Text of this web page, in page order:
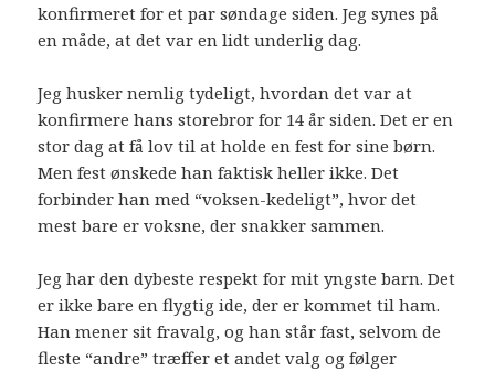
konfirmeret for et par søndage siden. Jeg synes på
en måde, at det var en lidt underlig dag.
Jeg husker nemlig tydeligt, hvordan det var at
konfirmere hans storebror for 14 år siden. Det er en
stor dag at få lov til at holde en fest for sine børn.
Men fest ønskede han faktisk heller ikke. Det
forbinder han med “voksen-kedeligt”, hvor det
mest bare er voksne, der snakker sammen.
Jeg har den dybeste respekt for mit yngste barn. Det
er ikke bare en flygtig ide, der er kommet til ham.
Han mener sit fravalg, og han står fast, selvom de
fleste “andre” træffer et andet valg og følger